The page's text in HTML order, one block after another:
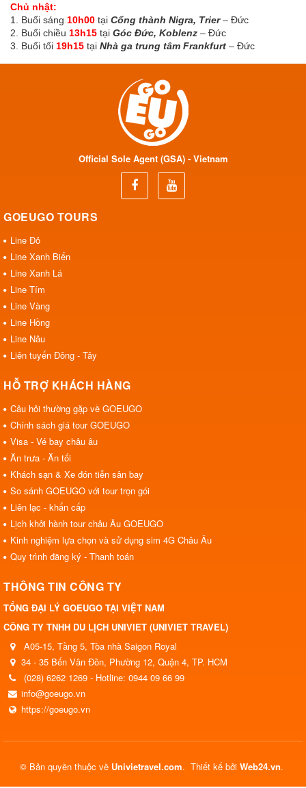
Chủ nhật:
1. Buổi sáng 10h00 tại Cổng thành Nigra, Trier– Đức
2. Buổi chiều 13h15 tại Góc Đức, Koblenz – Đức
3. Buổi tối 19h15 tại Nhà ga trung tâm Frankfurt – Đức
Official Sole Agent (GSA) - Vietnam
GOEUGO TOURS
Line Đỏ
Line Xanh Biển
Line Xanh Lá
Line Tím
Line Vàng
Line Hồng
Line Nâu
Liên tuyến Đông - Tây
HỖ TRỢ KHÁCH HÀNG
Câu hỏi thường gặp về GOEUGO
Chính sách giá tour GOEUGO
Visa - Vé bay châu âu
Ăn trưa - Ăn tối
Khách sạn & Xe đón tiễn sân bay
So sánh GOEUGO với tour trọn gói
Liên lạc - khẩn cấp
Lịch khởi hành tour châu Âu GOEUGO
Kinh nghiệm lựa chọn và sử dụng sim 4G Châu Âu
Quy trình đăng ký - Thanh toán
THÔNG TIN CÔNG TY
TỔNG ĐẠI LÝ GOEUGO TẠI VIỆT NAM
CÔNG TY TNHH DU LỊCH UNIVIET (UNIVIET TRAVEL)
A05-15, Tầng 5, Tòa nhà Saigon Royal
34 - 35 Bến Vân Đồn, Phường 12, Quận 4, TP. HCM
(028) 6262 1269 - Hotline: 0944 09 66 99
info@goeugo.vn
https://goeugo.vn
© Bản quyền thuộc về Univietravel.com. Thiết kế bởi Web24.vn.